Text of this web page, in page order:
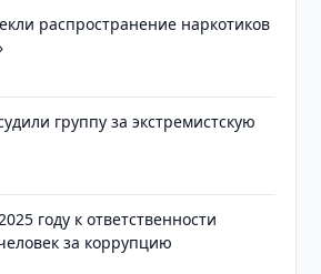
распространение наркотиков
группу за экстремистскую
году к ответственности
за коррупцию